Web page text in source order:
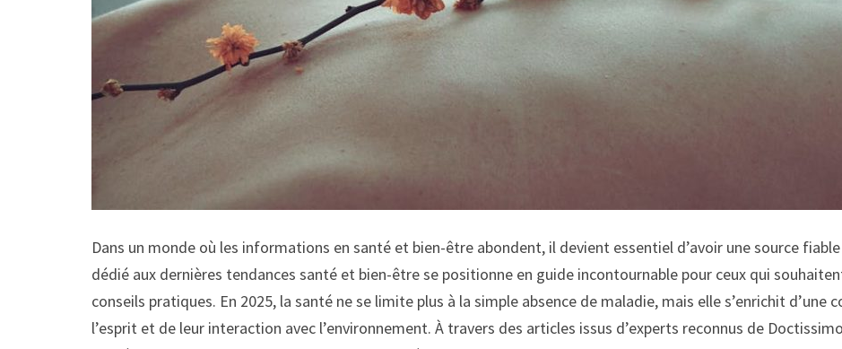
Dans un monde où les informations en santé et bien-être abondent, il devient essentiel d’avoir une source
dédié aux dernières tendances santé et bien-être se positionne en guide incontournable pour ceux qui
conseils pratiques. En 2025, la santé ne se limite plus à la simple absence de maladie, mais elle s’enrichit
l’esprit et de leur interaction avec l’environnement. À travers des articles issus d’experts reconnus de